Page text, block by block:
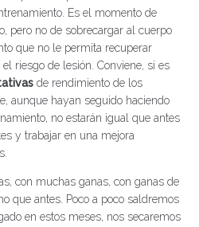
Es el momento de
pero no de sobrecargar al cuerpo
que no le permita recuperar
riesgo de lesión. Conviene, si es
de rendimiento de los
aunque hayan seguido haciendo
no estarán igual que antes
y trabajar en una mejora
con muchas ganas, con ganas de
que antes. Poco a poco saldremos
en estos meses, nos secaremos